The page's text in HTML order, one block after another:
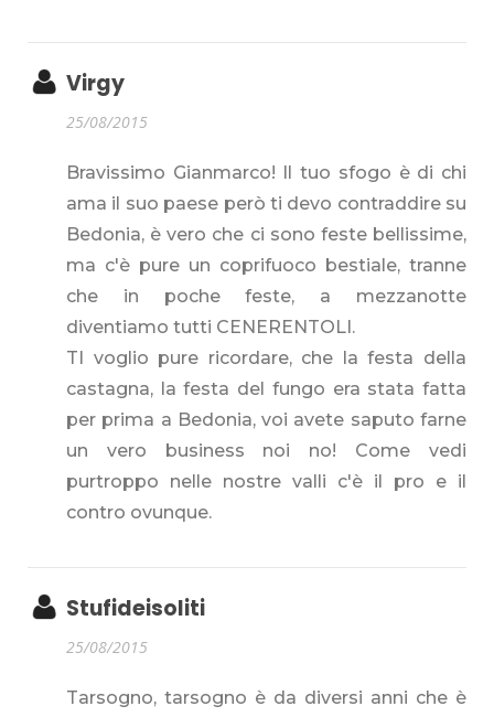
Virgy
25/08/2015
Bravissimo Gianmarco! Il tuo sfogo è di chi
ama il suo paese però ti devo contraddire su
Bedonia, è vero che ci sono feste bellissime,
ma c'è pure un coprifuoco bestiale, tranne
che in poche feste, a mezzanotte
diventiamo tutti CENERENTOLI.
TI voglio pure ricordare, che la festa della
castagna, la festa del fungo era stata fatta
per prima a Bedonia, voi avete saputo farne
un vero business noi no! Come vedi
purtroppo nelle nostre valli c'è il pro e il
contro ovunque.
Stufideisoliti
25/08/2015
Tarsogno, tarsogno è da diversi anni che è